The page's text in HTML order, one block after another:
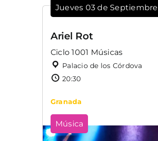
Jueves 03 de Septiembre
Ariel Rot
Ciclo 1001 Músicas
Palacio de los Córdova
20:30
Granada
Música